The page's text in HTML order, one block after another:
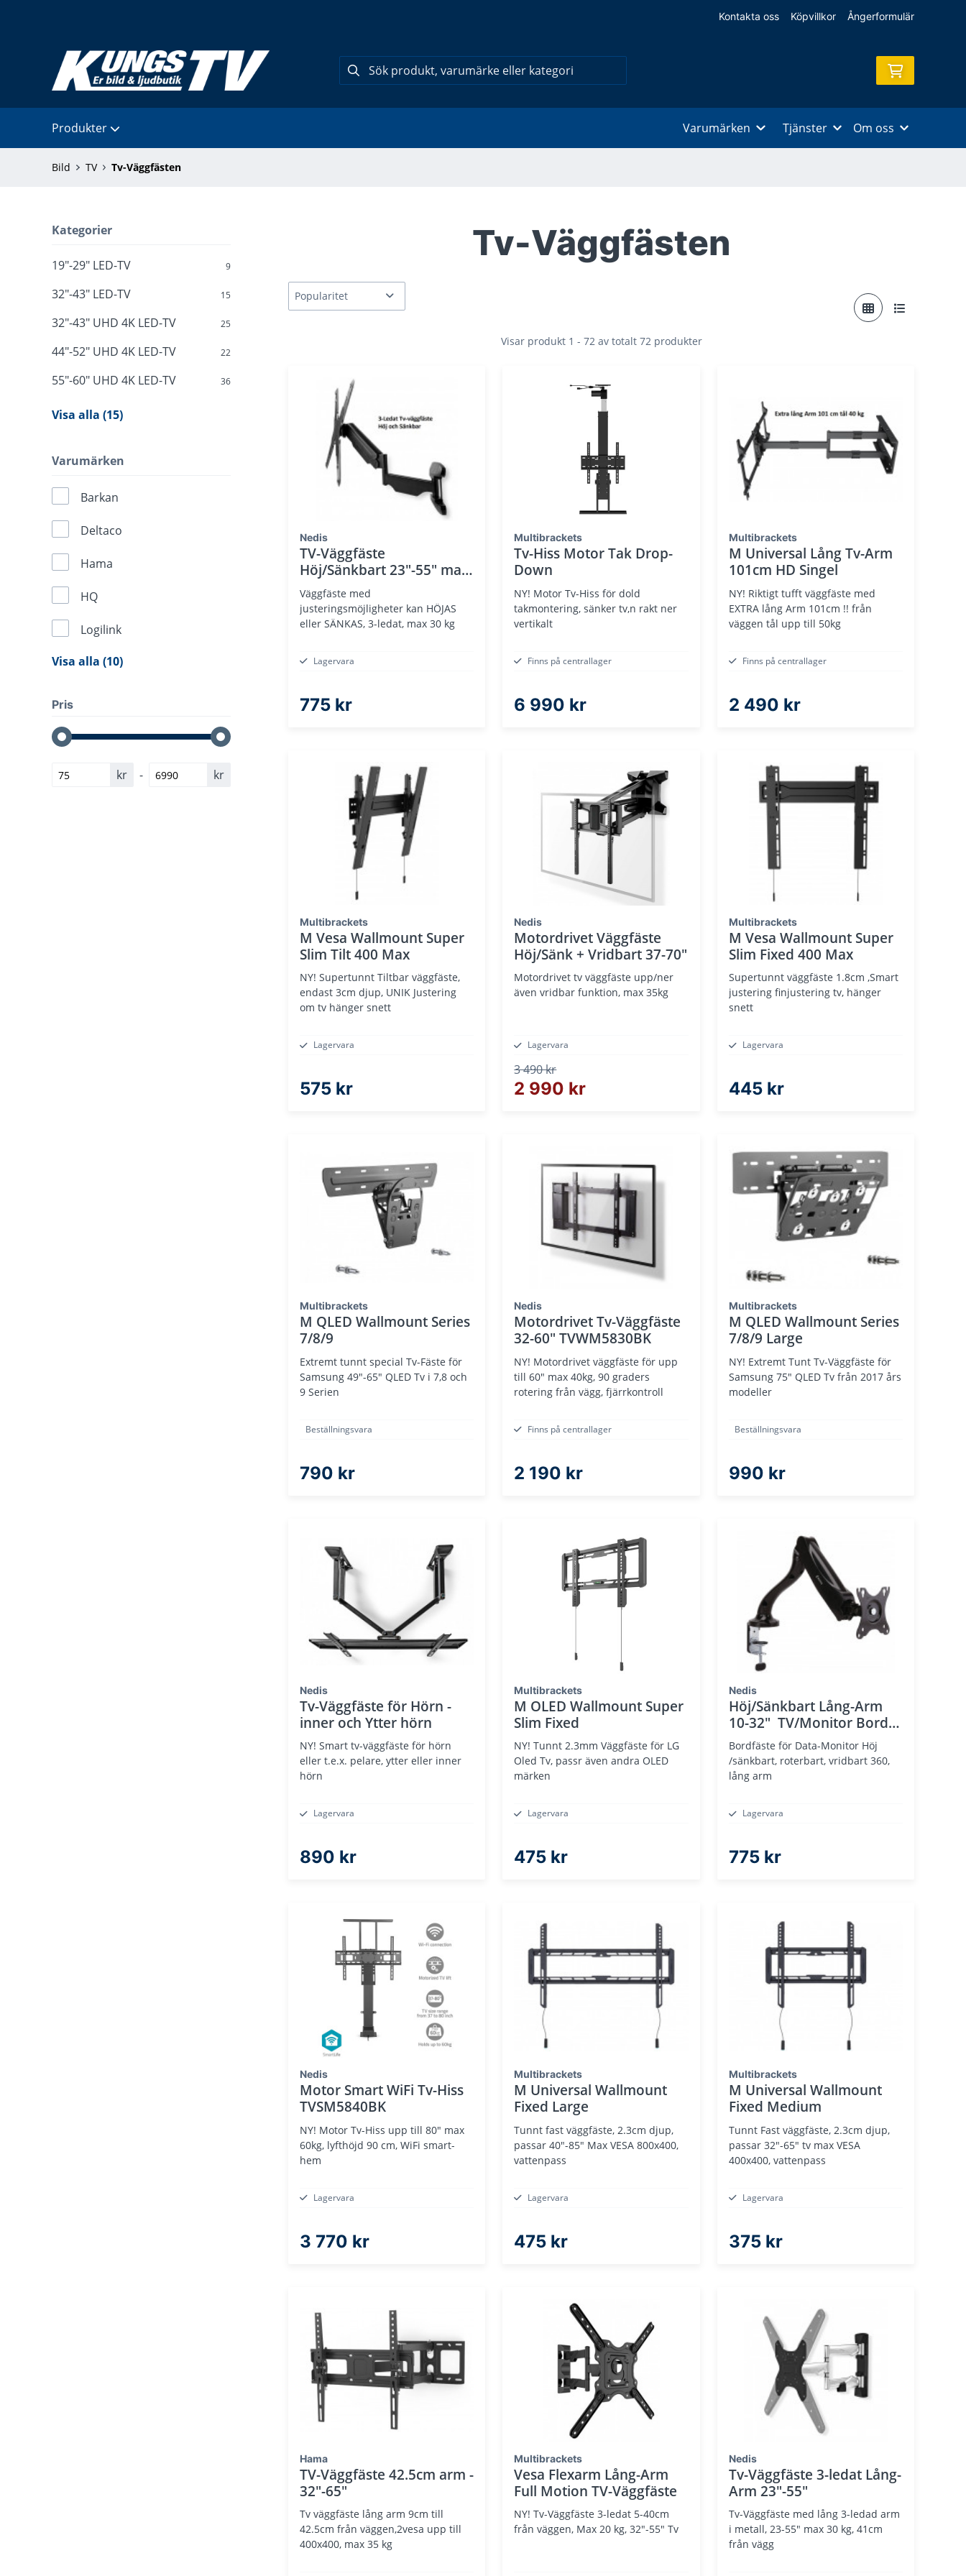
Kontakta oss Köpvillkor Ångerformulär
Produkter Varumärken Tjänster Om oss
Bild TV Tv-Väggfästen
Kategorier
19"-29" LED-TV 9
32"-43" LED-TV 15
32"-43" UHD 4K LED-TV 25
44"-52" UHD 4K LED-TV 22
55"-60" UHD 4K LED-TV 36
Visa alla (15)
Varumärken
Barkan
Deltaco
Hama
HQ
Logilink
Visa alla (10)
Pris
kr - kr
Tv-Väggfästen
Visar produkt 1 - 72 av totalt 72 produkter
Nedis
TV-Väggfäste
Höj/Sänkbart 23"-55" max
30kg 3-ledat
TVWM2732BK
Väggfäste med
justeringsmöjligheter kan HÖJAS
eller SÄNKAS, 3-ledat, max 30 kg
Lagervara
775 kr
Multibrackets
Tv-Hiss Motor Tak Drop-
Down
NY! Motor Tv-Hiss för dold
takmontering, sänker tv,n rakt ner
vertikalt
Finns på centrallager
6 990 kr
Multibrackets
M Universal Lång Tv-Arm
101cm HD Singel
NY! Riktigt tufft väggfäste med
EXTRA lång Arm 101cm !! från
väggen tål upp till 50kg
Finns på centrallager
2 490 kr
Multibrackets
M Vesa Wallmount Super
Slim Tilt 400 Max
NY! Supertunnt Tiltbar väggfäste,
endast 3cm djup, UNIK Justering
om tv hänger snett
Lagervara
575 kr
Nedis
Motordrivet Väggfäste
Höj/Sänk + Vridbart 37-70"
Motordrivet tv väggfäste upp/ner
även vridbar funktion, max 35kg
Lagervara
3 490 kr
2 990 kr
Multibrackets
M Vesa Wallmount Super
Slim Fixed 400 Max
Supertunnt väggfäste 1.8cm ,Smart
justering finjustering tv, hänger
snett
Lagervara
445 kr
Multibrackets
M QLED Wallmount Series
7/8/9
Extremt tunnt special Tv-Fäste för
Samsung 49"-65" QLED Tv i 7,8 och
9 Serien
Beställningsvara
790 kr
Nedis
Motordrivet Tv-Väggfäste
32-60" TVWM5830BK
NY! Motordrivet väggfäste för upp
till 60" max 40kg, 90 graders
rotering från vägg, fjärrkontroll
Finns på centrallager
2 190 kr
Multibrackets
M QLED Wallmount Series
7/8/9 Large
NY! Extremt Tunt Tv-Väggfäste för
Samsung 75" QLED Tv från 2017 års
modeller
Beställningsvara
990 kr
Nedis
Tv-Väggfäste för Hörn -
inner och Ytter hörn
NY! Smart tv-väggfäste för hörn
eller t.e.x. pelare, ytter eller inner
hörn
Lagervara
890 kr
Multibrackets
M OLED Wallmount Super
Slim Fixed
NY! Tunnt 2.3mm Väggfäste för LG
Oled Tv, passr även andra OLED
märken
Lagervara
475 kr
Nedis
Höj/Sänkbart Lång-Arm
10-32" TV/Monitor Bord
fäste
Bordfäste för Data-Monitor Höj
/sänkbart, roterbart, vridbart 360,
lång arm
Lagervara
775 kr
Nedis
Motor Smart WiFi Tv-Hiss
TVSM5840BK
NY! Motor Tv-Hiss upp till 80" max
60kg, lyfthöjd 90 cm, WiFi smart-
hem
Lagervara
3 770 kr
Multibrackets
M Universal Wallmount
Fixed Large
Tunnt fast väggfäste, 2.3cm djup,
passar 40"-85" Max VESA 800x400,
vattenpass
Lagervara
475 kr
Multibrackets
M Universal Wallmount
Fixed Medium
Tunnt Fast väggfäste, 2.3cm djup,
passar 32"-65" tv max VESA
400x400, vattenpass
Lagervara
375 kr
Hama
TV-Väggfäste 42.5cm arm -
32"-65"
Tv väggfäste lång arm 9cm till
42.5cm från väggen,2vesa upp till
400x400, max 35 kg
Multibrackets
Vesa Flexarm Lång-Arm
Full Motion TV-Väggfäste
NY! Tv-Väggfäste 3-ledat 5-40cm
från väggen, Max 20 kg, 32"-55" Tv
Nedis
Tv-Väggfäste 3-ledat Lång-
Arm 23"-55"
Tv-Väggfäste med lång 3-ledad arm
i metall, 23-55" max 30 kg, 41cm
från vägg